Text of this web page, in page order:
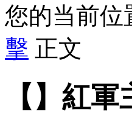
您的当前位
擊 正文
【】紅